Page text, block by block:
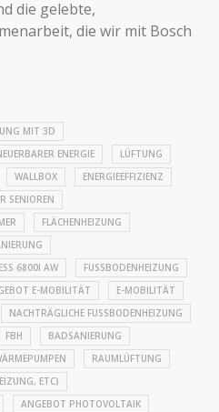
die gelebte,
die wir mit Bosch
MIT 3D
ENERGIE
LÜFTUNG
WALLBOX
ENERGIEEFFIZIENZ
SENIOREN
FLÄCHENHEIZUNG
6800I AW
FUSSBODENHEIZUNG
E-MOBILITÄT
E-MOBILITÄT
NACHTRÄGLICHE FUSSBODENHEIZUNG
FBH
BADSANIERUNG
RAUMLÜFTUNG
ETC)
ANGEBOT PHOTOVOLTAIK